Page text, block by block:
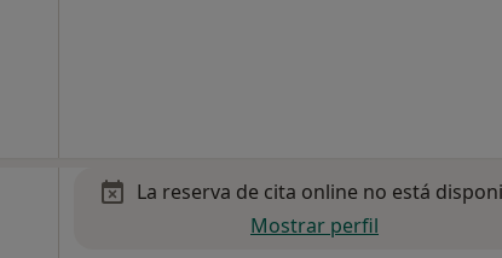
La reserva de cita online no está
Mostrar perfil